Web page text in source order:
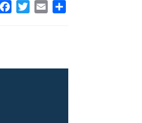
Facebook
TwitterEmail